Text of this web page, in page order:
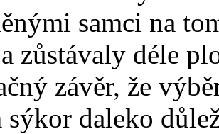
samci na
zůstávaly déle
závěr, že
sýkor daleko